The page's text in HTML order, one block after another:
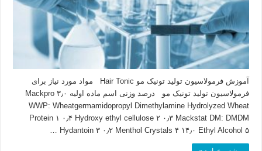
آموزش فرمولاسیون تولید تونیک مو Hair Tonic مواد مورد نیاز برای
فرمولاسیون تولید تونیک مو درصد وزنی اسم ماده اولیه ۳٫۰ Mackpro
WWP: Wheatgermamidopropyl Dimethylamine Hydrolyzed Wheat
Protein ۱ ۰٫۴ Hydroxy ethyl cellulose ۲ ۰٫۳ Mackstat DM: DMDM
Hydantoin ۳ ۰٫۲ Menthol Crystals ۴ ۱۴٫۰ Ethyl Alcohol ۵ …